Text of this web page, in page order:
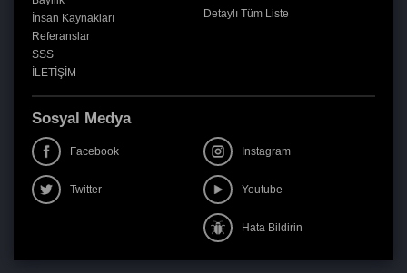
İnsan Kaynakları
Referanslar
SSS
İLETİŞİM
Detaylı Tüm Liste
Sosyal Medya
Facebook Instagram
Twitter Youtube
Hata Bildirin